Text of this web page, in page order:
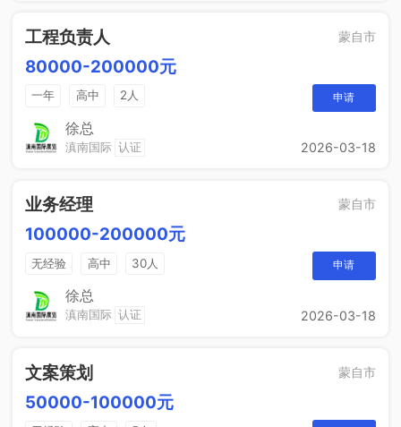
工程负责人 蒙自市
80000-200000元
一年 高中 2人 申请
徐总
滇南国际 认证 2026-03-18
业务经理 蒙自市
100000-200000元
无经验 高中 30人 申请
徐总
滇南国际 认证 2026-03-18
文案策划 蒙自市
50000-100000元